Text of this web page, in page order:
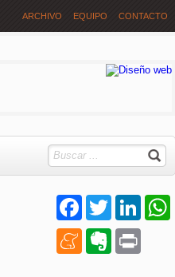
ARCHIVO EQUIPO CONTACTO
FacebookTwitter LinkedIn
MeneameEvernote